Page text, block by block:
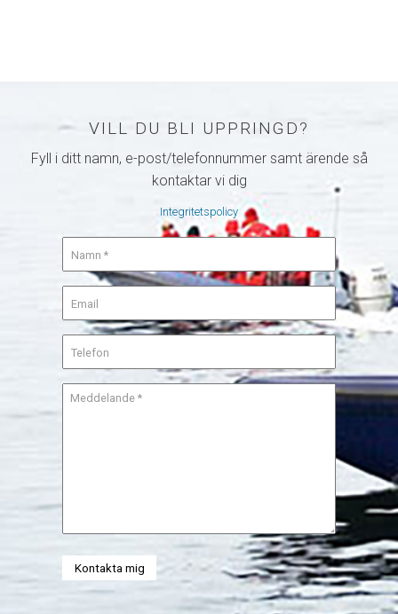
VILL DU BLI UPPRINGD?
Fyll i ditt namn, e-post/telefonnummer samt ärende så
kontaktar vi dig
Integritetspolicy
Kontakta mig